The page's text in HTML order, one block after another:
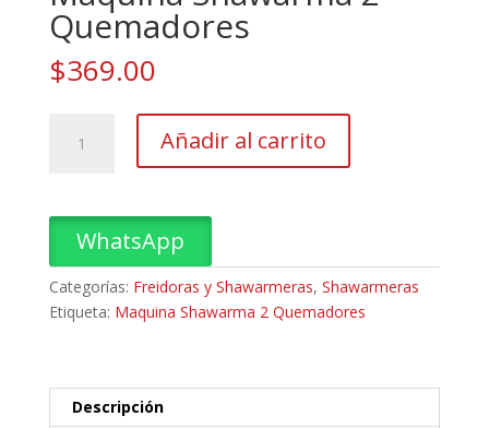
Quemadores
$369.00
Shawarma
cantidad
Añadir al carrito
WhatsApp
Categorías: Freidoras y Shawarmeras, Shawarmeras
Etiqueta: Maquina Shawarma 2 Quemadores
Descripción